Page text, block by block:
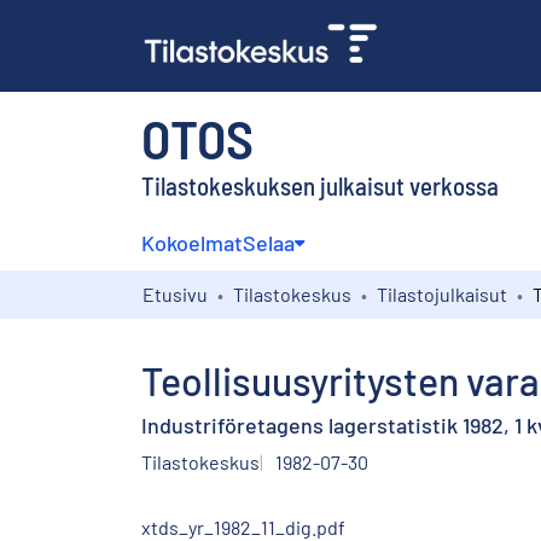
OTOS
Tilastokeskuksen julkaisut verkossa
KokoelmatSelaa
Etusivu Tilastokeskus Tilastojulkaisut
Teollisuusyritysten
Industriföretagens lagerstatistik 1982, 1
Tilastokeskus 1982-07-30
xtds_yr_1982_11_dig.pdf